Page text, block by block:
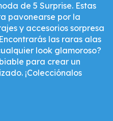
de 5 Surprise. Estas
pavonearse por la
y accesorios sorpresa
las raras alas
look glamoroso?
para crear un
¡Colecciónalos